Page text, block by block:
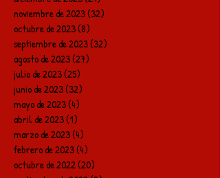
noviembre de 2023(32)
octubre de 2023(8)
septiembre de 2023(32)
agosto de 2023(27)
julio de 2023(25)
junio de 2023(32)
mayo de 2023(4)
abril de 2023(1)
marzo de 2023(4)
febrero de 2023(4)
octubre de 2022(20)